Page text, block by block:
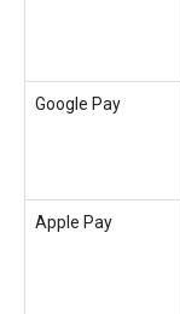
Google Pay
Apple Pay